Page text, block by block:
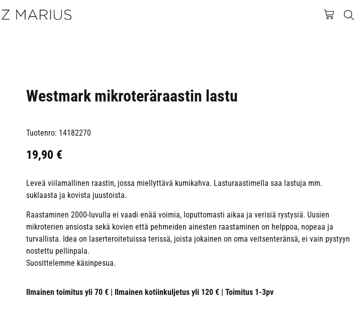
Westmark mikroteräraastin lastu
Tuotenro: 14182270
19,90 €
Leveä viilamallinen raastin, jossa miellyttävä kumikahva. Lasturaastimella saa lastuja mm.
suklaasta ja kovista juustoista.
Raastaminen 2000-luvulla ei vaadi enää voimia, loputtomasti aikaa ja verisiä rystysiä. Uusien
mikroterien ansiosta sekä kovien että pehmeiden ainesten raastaminen on helppoa, nopeaa ja
turvallista. Idea on laserteroitetuissa terissä, joista jokainen on oma veitsenteränsä, ei vain pystyyn
nostettu pellinpala.
Suosittelemme käsinpesua.
Ilmainen toimitus yli 70 € | Ilmainen kotiinkuljetus yli 120 € | Toimitus 1-3pv